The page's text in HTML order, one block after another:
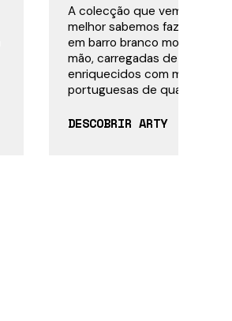
A colecção que vem
melhor sabemos fazer: Arte
em barro branco moldadas e
mão, carregadas de
enriquecidos com materiais
portuguesas de qualid...
DESCOBRIR ARTY